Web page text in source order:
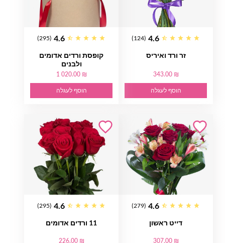
4.6
(124)
זר ורד ואיריס
343.00 ₪
הוסף לעגלה
4.6
(295)
קופסת ורדים אדומים
ולבנים
1 020.00 ₪
הוסף לעגלה
4.6
(279)
דייט ראשון
307.00 ₪
4.6
(295)
11 ורדים אדומים
226.00 ₪